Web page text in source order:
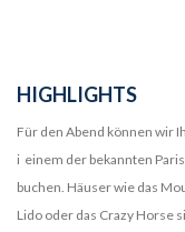
HIGHLIGHTS
Für den Abend können wir
i einem der bekannten
buchen. Häuser wie das
Lido oder das Crazy Horse